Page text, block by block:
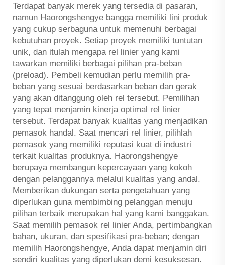
Terdapat banyak merek yang tersedia di pasaran,
namun Haorongshengye bangga memiliki lini produk
yang cukup serbaguna untuk memenuhi berbagai
kebutuhan proyek. Setiap proyek memiliki tuntutan
unik, dan itulah mengapa rel linier yang kami
tawarkan memiliki berbagai pilihan pra-beban
(preload). Pembeli kemudian perlu memilih pra-
beban yang sesuai berdasarkan beban dan gerak
yang akan ditanggung oleh rel tersebut. Pemilihan
yang tepat menjamin kinerja optimal rel linier
tersebut. Terdapat banyak kualitas yang menjadikan
pemasok handal. Saat mencari rel linier, pilihlah
pemasok yang memiliki reputasi kuat di industri
terkait kualitas produknya. Haorongshengye
berupaya membangun kepercayaan yang kokoh
dengan pelanggannya melalui kualitas yang andal.
Memberikan dukungan serta pengetahuan yang
diperlukan guna membimbing pelanggan menuju
pilihan terbaik merupakan hal yang kami banggakan.
Saat memilih pemasok rel linier Anda, pertimbangkan
bahan, ukuran, dan spesifikasi pra-beban; dengan
memilih Haorongshengye, Anda dapat menjamin diri
sendiri kualitas yang diperlukan demi kesuksesan.